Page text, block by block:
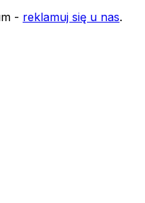
- reklamuj się u nas.